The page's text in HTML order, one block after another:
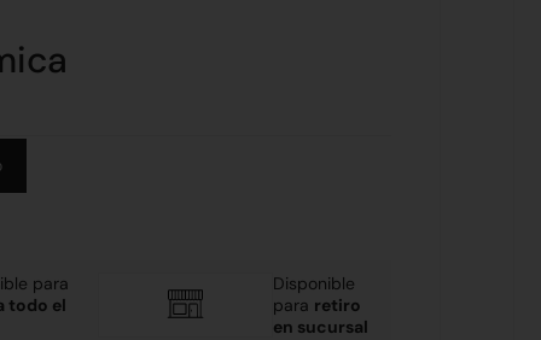
para
todo el
Disponible
para retiro
en sucursal